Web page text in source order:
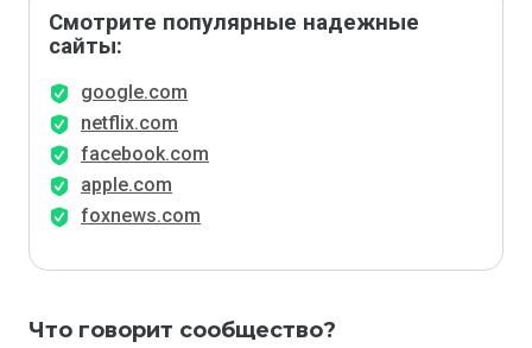
Смотрите популярные надежные
сайты:
google.com
netflix.com
facebook.com
apple.com
foxnews.com
Что говорит сообщество?